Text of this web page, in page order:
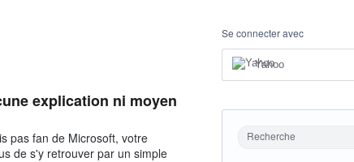
explication ni moyen
pas fan de Microsoft, votre
de s'y retrouver par un simple
Se connecter avec
Yahoo
Recherche